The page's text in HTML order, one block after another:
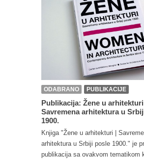
ODABRANO PUBLIKACIJE
Publikacija: Žene u
Savremena arhitektura u
1900.
Knjiga "Žene u arhitekturi |
arhitektura u Srbiji posle 1900." je
publikacija sa ovakvom tematikom